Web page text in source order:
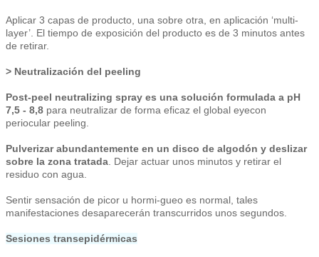
Aplicar 3 capas de producto, una sobre otra, en aplicación ‘multi-
layer’. El tiempo de exposición del producto es de 3 minutos antes
de retirar.
> Neutralización del peeling
Post-peel neutralizing spray es una solución formulada a pH
7,5 - 8,8 para neutralizar de forma eficaz el global eyecon
periocular peeling.
Pulverizar abundantemente en un disco de algodón y deslizar
sobre la zona tratada . Dejar actuar unos minutos y retirar el
residuo con agua.
Sentir sensación de picor u hormi-gueo es normal, tales
manifestaciones desaparecerán transcurridos unos segundos.
Sesiones transepidérmicas